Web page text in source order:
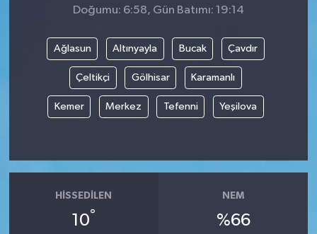
Doğumu: 6:58, Gün Batımı: 19:14
Ağlasun Altınyayla Bucak Çavdır
Çeltikçi Gölhisar Karamanlı
Kemer Merkez Tefenni Yeşilova
HISSEDILEN
10°
NEM
%66